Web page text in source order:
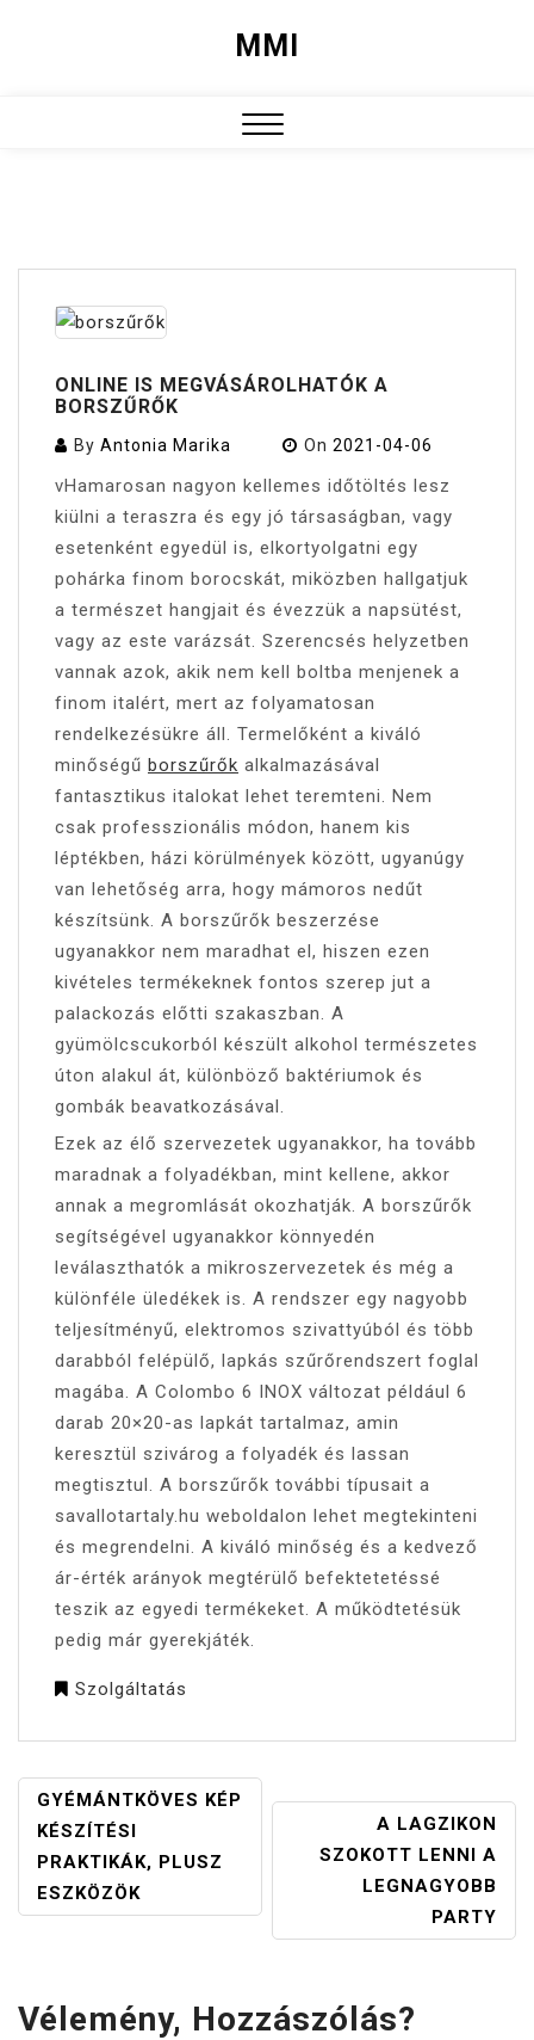
MMI
ONLINE IS MEGVÁSÁROLHATÓK A
BORSZŰRŐK
By Antonia Marika On 2021-04-06
vHamarosan nagyon kellemes időtöltés lesz
kiülni a teraszra és egy jó társaságban, vagy
esetenként egyedül is, elkortyolgatni egy
pohárka finom borocskát, miközben hallgatjuk
a természet hangjait és évezzük a napsütést,
vagy az este varázsát. Szerencsés helyzetben
vannak azok, akik nem kell boltba menjenek a
finom italért, mert az folyamatosan
rendelkezésükre áll. Termelőként a kiváló
minőségű borszűrők alkalmazásával
fantasztikus italokat lehet teremteni. Nem
csak professzionális módon, hanem kis
léptékben, házi körülmények között, ugyanúgy
van lehetőség arra, hogy mámoros nedűt
készítsünk. A borszűrők beszerzése
ugyanakkor nem maradhat el, hiszen ezen
kivételes termékeknek fontos szerep jut a
palackozás előtti szakaszban. A
gyümölcscukorból készült alkohol természetes
úton alakul át, különböző baktériumok és
gombák beavatkozásával.
Ezek az élő szervezetek ugyanakkor, ha tovább
maradnak a folyadékban, mint kellene, akkor
annak a megromlását okozhatják. A borszűrők
segítségével ugyanakkor könnyedén
leválaszthatók a mikroszervezetek és még a
különféle üledékek is. A rendszer egy nagyobb
teljesítményű, elektromos szivattyúból és több
darabból felépülő, lapkás szűrőrendszert foglal
magába. A Colombo 6 INOX változat például 6
darab 20×20-as lapkát tartalmaz, amin
keresztül szivárog a folyadék és lassan
megtisztul. A borszűrők további típusait a
savallotartaly.hu weboldalon lehet megtekinteni
és megrendelni. A kiváló minőség és a kedvező
ár-érték arányok megtérülő befektetetéssé
teszik az egyedi termékeket. A működtetésük
pedig már gyerekjáték.
Szolgáltatás
BEJEGYZÉS
NAVIGÁCIÓ
GYÉMÁNTKÖVES KÉP
KÉSZÍTÉSI
PRAKTIKÁK, PLUSZ
ESZKÖZÖK
A LAGZIKON
SZOKOTT LENNI A
LEGNAGYOBB
PARTY
Vélemény, Hozzászólás?